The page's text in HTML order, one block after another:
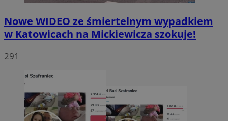
Nowe WIDEO ze śmiertelnym wypadkiem
w Katowicach na Mickiewicza szokuje!
291